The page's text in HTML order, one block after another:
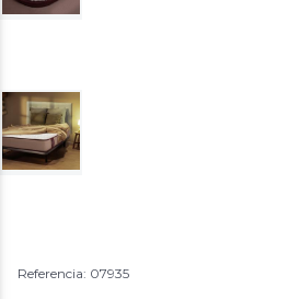
Referencia: 07935